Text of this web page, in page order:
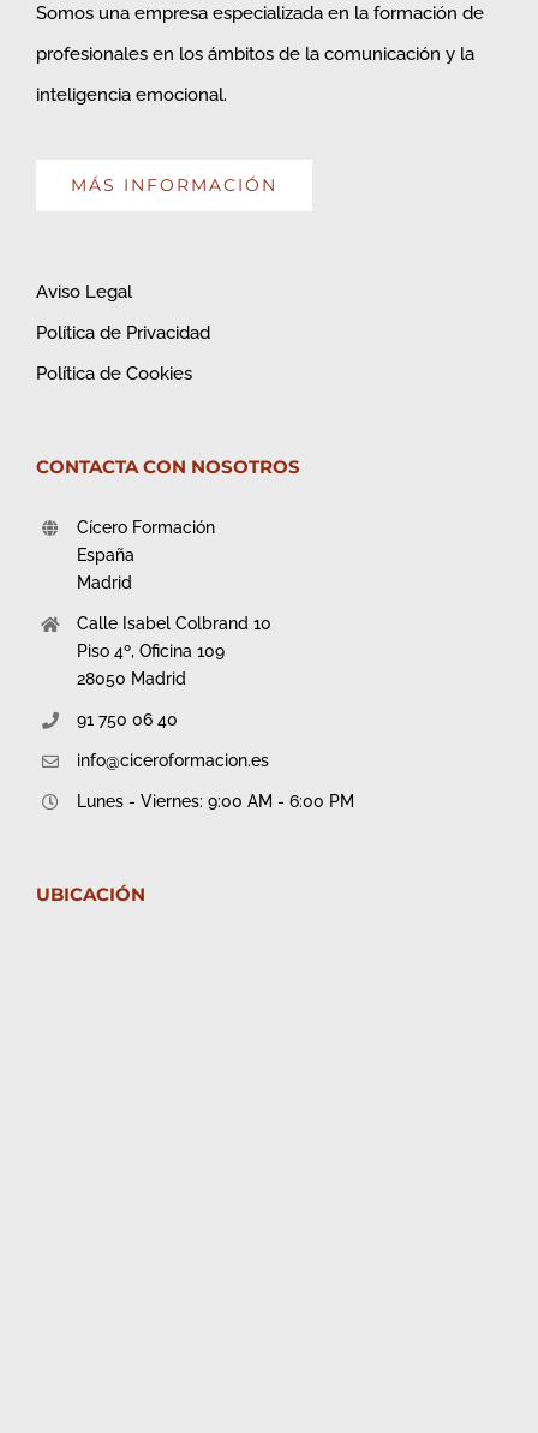
Somos una empresa especializada en la formación de
profesionales en los ámbitos de la comunicación y la
inteligencia emocional.
MÁS INFORMACIÓN
Aviso Legal
Política de Privacidad
Política de Cookies
CONTACTA CON NOSOTROS
Cícero Formación
España
Madrid
Calle Isabel Colbrand 10
Piso 4º, Oficina 109
28050 Madrid
91 750 06 40
info@ciceroformacion.es
Lunes - Viernes: 9:00 AM - 6:00 PM
UBICACIÓN